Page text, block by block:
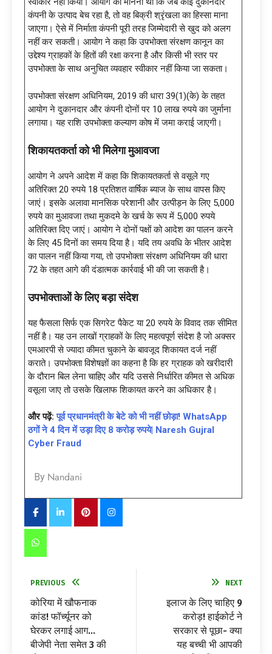
कंपनी के उत्पाद बेच रहा है, तो वह बिक्री श्रृंखला का हिस्सा माना
जाएगा। ऐसे में निर्माता कंपनी पूरी तरह जिम्मेदारी से खुद को अलग
नहीं कर सकती। आयोग ने कहा कि उपभोक्ता संरक्षण कानून का
उद्देश्य ग्राहकों के हितों की रक्षा करना है और किसी भी स्तर पर
उपभोक्ता के साथ अनुचित व्यवहार स्वीकार नहीं किया जा सकता।
उपभोक्ता संरक्षण अधिनियम, 2019 की धारा 39(1)(के) के तहत
आयोग ने दुकानदार और कंपनी दोनों पर 10 लाख रुपये का जुर्माना
लगाया। यह राशि उपभोक्ता कल्याण कोष में जमा कराई जाएगी।
शिकायतकर्ता को भी मिलेगा मुआवजा
आयोग ने अपने आदेश में कहा कि शिकायतकर्ता से वसूले गए
अतिरिक्त 20 रुपये 18 प्रतिशत वार्षिक ब्याज के साथ वापस किए
जाएं। इसके अलावा मानसिक परेशानी और उत्पीड़न के लिए 5,000
रुपये का मुआवजा तथा मुकदमे के खर्च के रूप में 5,000 रुपये
अतिरिक्त दिए जाएं। आयोग ने दोनों पक्षों को आदेश का पालन करने
के लिए 45 दिनों का समय दिया है। यदि तय अवधि के भीतर आदेश
का पालन नहीं किया गया, तो उपभोक्ता संरक्षण अधिनियम की धारा
72 के तहत आगे की दंडात्मक कार्रवाई भी की जा सकती है।
उपभोक्ताओं के लिए बड़ा संदेश
यह फैसला सिर्फ एक सिगरेट पैकेट या 20 रुपये के विवाद तक सीमित
नहीं है। यह उन लाखों ग्राहकों के लिए महत्वपूर्ण संदेश है जो अक्सर
एमआरपी से ज्यादा कीमत चुकाने के बावजूद शिकायत दर्ज नहीं
कराते। उपभोक्ता विशेषज्ञों का कहना है कि हर ग्राहक को खरीदारी
के दौरान बिल लेना चाहिए और यदि उससे निर्धारित कीमत से अधिक
वसूला जाए तो उसके खिलाफ शिकायत करने का अधिकार है।
और पढ़ें:पूर्व प्रधानमंत्री के बेटे को भी नहीं छोड़ा! WhatsApp
ठगों ने 4 दिन में उड़ा दिए 8 करोड़ रुपये| Naresh Gujral
Cyber Fraud
By Nandani
PREVIOUS
कोरिया में खौफनाक
कांड! फॉर्च्यूनर को
घेरकर लगाई आग…
बीजेपी नेता समेत 3 की
NEXT
इलाज के लिए चाहिए 9
करोड़! हाईकोर्ट ने
सरकार से पूछा- क्या
यह बच्ची भी आपकी